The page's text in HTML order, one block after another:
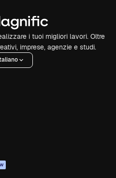
i tuoi migliori lavori. Oltre
imprese, agenzie e studi.